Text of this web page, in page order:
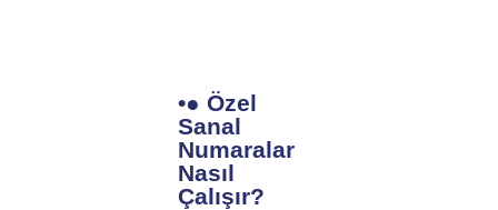
•● Özel
Sanal
Numaralar
Nasıl
Çalışır?